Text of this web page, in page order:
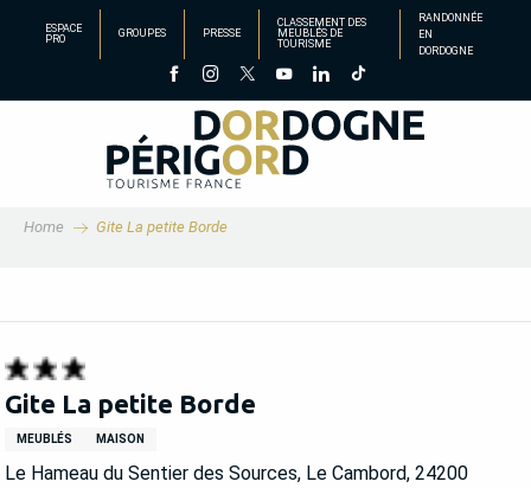
principal
ESPACE
PRO
GROUPES PRESSE
CLASSEMENT DES
MEUBLÉS DE
TOURISME
RANDONNÉE
EN
DORDOGNE
Home Gite La petite Borde
Gite La petite Borde
MEUBLÉS MAISON
Le Hameau du Sentier des Sources, Le Cambord, 24200